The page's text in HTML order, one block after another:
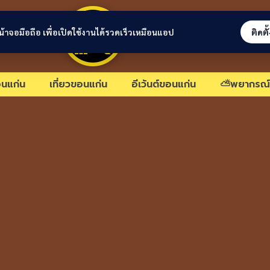
ขอนแก่นลิงก์
แก่น เที่ยวขอนแก่น อีเว้นต์ขอนแก่น ⛅พยากร
าจอมือถือ เพื่อเปิดใช้งานได้รวดเร็วเหมือนแอป ติดตั้